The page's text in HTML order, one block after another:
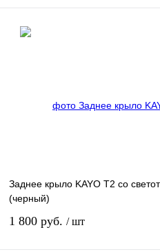
Заднее крыло KAYO T2 со
(черный)
1 800 руб. / шт